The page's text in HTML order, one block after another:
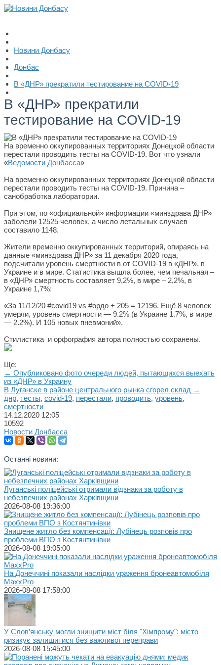
Новини Донбасу
Донбас
В «ДНР» прекратили тестирование на COVID-19
В «ДНР» прекратили
тестирование на COVID-19
На временно оккупированных территориях Донецкой области
перестали проводить тесты на COVID-19. Вот что узнали
«Ведомости Донбасса»
На временно оккупированных территориях Донецкой области
перестали проводить тесты на COVID-19. Причина –
санобработка лаборатории.
При этом, по «официальной» информации «минздрава ДНР»
заболели 12525 человек, а число летальных случаев
составило 1148.
Жители временно оккупированных территорий, опираясь на
данные «минздрава ДНР» за 11 декабря 2020 года,
подсчитали уровень смертности в от COVID-19 в «ДНР», в
Украине и в мире. Статистика вышла более, чем печальная –
в «ДНР» смертность составляет 9,2%, в мире – 2,2%, в
Украине 1,7%:
«За 11/12/20 #covid19 vs #ордо + 205 = 12196. Ещё 8 человек
умерли, уровень смертности — 9.2% (в Украине 1.7%, в мире
— 2.2%). И 105 новых пневмоний».
Стилистика и орфография автора полностью сохранены.
Ще:
← Опубликовано фото очереди людей, пытающихся выехать
из «ДНР» в Украину
В Луганске в районе центрального рынка сгорел склад →
днр, тесты, covid-19, перестали, проводить, уровень,
смертности
14.12.2020 12:05
10592
Новости Донбасса
Останні новини:
Луганські поліцейські отримали відзнаки за роботу в
небезпечних районах Харківщини
2026-08-08 19:36:00
Знищене житло без компенсації: Лубінець розповів про
проблеми ВПО з Костянтинівки
2026-08-08 19:05:00
На Донеччині показали наслідки ураження бронеавтомобіля
MaxxPro
2026-08-08 17:58:00
У Слов’янську могли знищити міст біля "Хімпрому": місто
ризикує залишитися без важливої переправи
2026-08-08 15:45:00